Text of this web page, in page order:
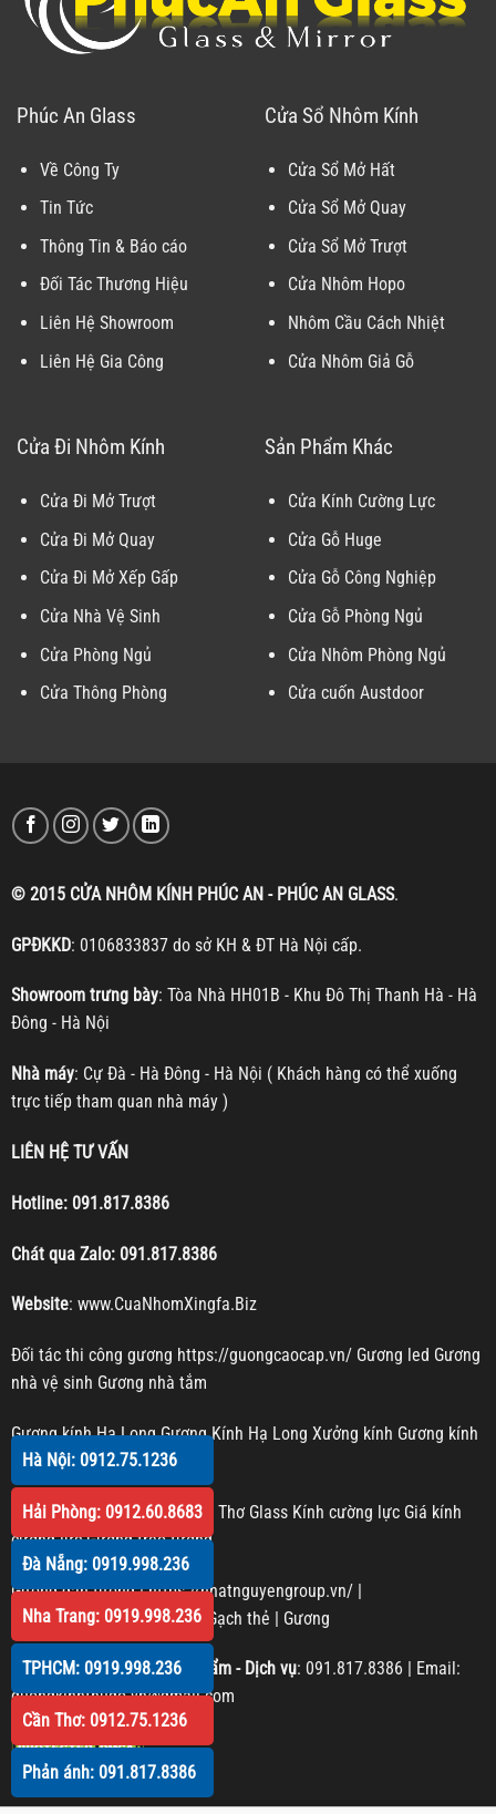
Phúc An Glass
Về Công Ty
Tin Tức
Thông Tin & Báo cáo
Đối Tác Thương Hiệu
Liên Hệ Showroom
Liên Hệ Gia Công
Cửa Sổ Nhôm Kính
Cửa Sổ Mở Hất
Cửa Sổ Mở Quay
Cửa Sổ Mở Trượt
Cửa Nhôm Hopo
Nhôm Cầu Cách Nhiệt
Cửa Nhôm Giả Gỗ
Cửa Đi Nhôm Kính
Cửa Đi Mở Trượt
Cửa Đi Mở Quay
Cửa Đi Mở Xếp Gấp
Cửa Nhà Vệ Sinh
Cửa Phòng Ngủ
Cửa Thông Phòng
Sản Phẩm Khác
Cửa Kính Cường Lực
Cửa Gỗ Huge
Cửa Gỗ Công Nghiệp
Cửa Gỗ Phòng Ngủ
Cửa Nhôm Phòng Ngủ
Cửa cuốn Austdoor
© 2015 CỬA NHÔM KÍNH PHÚC AN - PHÚC AN GLASS.
GPĐKKD: 0106833837 do sở KH & ĐT Hà Nội cấp.
Showroom trưng bày: Tòa Nhà HH01B - Khu Đô Thị Thanh Hà - Hà
Đông - Hà Nội
Nhà máy: Cự Đà - Hà Đông - Hà Nội ( Khách hàng có thể xuống
trực tiếp tham quan nhà máy )
LIÊN HỆ TƯ VẤN
Hotline: 091.817.8386
Chát qua Zalo: 091.817.8386
Website: www.CuaNhomXingfa.Biz
Đối tác thi công gương https://guongcaocap.vn/ Gương led Gương
nhà vệ sinh Gương nhà tắm
Gương kính Hạ LongGương Kính Hạ Long Xưởng kính Gương kính
Gương trang trí
Kính cường lực Cần ThơCần Thơ GlassKính cường lực Giá kính
cường lực Gương treo tường
Gương dán tường|https://nhatnguyengroup.vn/|
https://phucanglass.com/| Gạch thẻ | Gương
Phản hồi Chất lượng sản phẩm - Dịch vụ: 091.817.8386 | Email:
guongkinhthudo.vn@gmail.com
Hà Nội: 0912.75.1236
Hải Phòng: 0912.60.8683
Đà Nẵng: 0919.998.236
Nha Trang: 0919.998.236
TPHCM: 0919.998.236
Cần Thơ: 0912.75.1236
Phản ánh: 091.817.8386